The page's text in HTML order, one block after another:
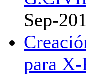
Sep-
para X-